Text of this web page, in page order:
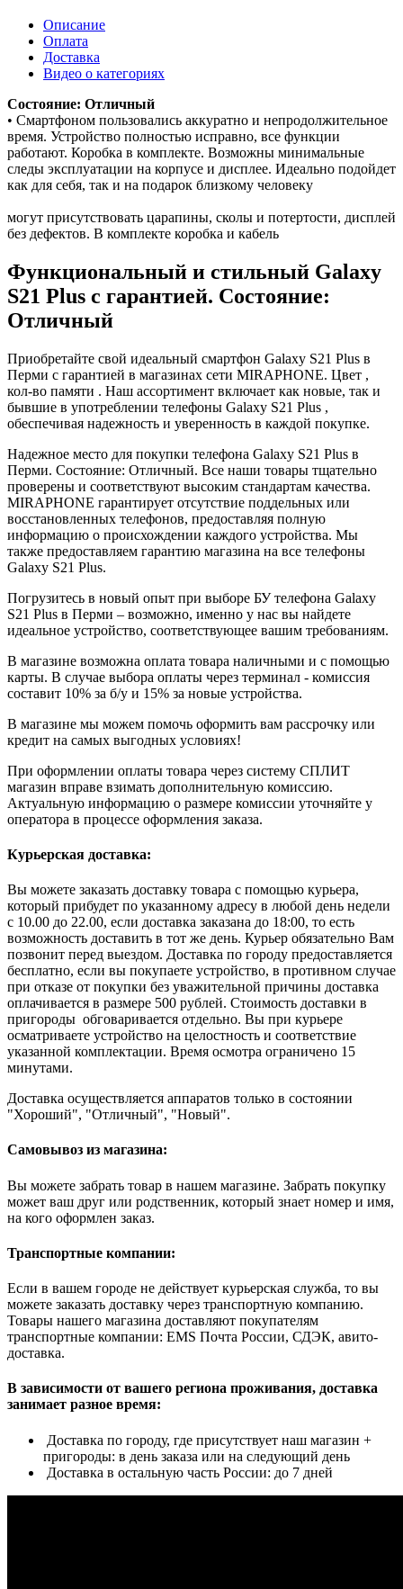
Описание
Оплата
Доставка
Видео о категориях
Состояние: Отличный
• Смартфоном пользовались аккуратно и непродолжительное
время. Устройство полностью исправно, все функции
работают. Коробка в комплекте. Возможны минимальные
следы эксплуатации на корпусе и дисплее. Идеально подойдет
как для себя, так и на подарок близкому человеку
могут присутствовать царапины, сколы и потертости, дисплей
без дефектов. В комплекте коробка и кабель
Функциональный и стильный Galaxy
S21 Plus с гарантией. Состояние:
Отличный
Приобретайте свой идеальный смартфон Galaxy S21 Plus в
Перми с гарантией в магазинах сети MIRAPHONE. Цвет ,
кол-во памяти . Наш ассортимент включает как новые, так и
бывшие в употреблении телефоны Galaxy S21 Plus ,
обеспечивая надежность и уверенность в каждой покупке.
Надежное место для покупки телефона Galaxy S21 Plus в
Перми. Состояние: Отличный. Все наши товары тщательно
проверены и соответствуют высоким стандартам качества.
MIRAPHONE гарантирует отсутствие поддельных или
восстановленных телефонов, предоставляя полную
информацию о происхождении каждого устройства. Мы
также предоставляем гарантию магазина на все телефоны
Galaxy S21 Plus.
Погрузитесь в новый опыт при выборе БУ телефона Galaxy
S21 Plus в Перми – возможно, именно у нас вы найдете
идеальное устройство, соответствующее вашим требованиям.
В магазине возможна оплата товара наличными и с помощью
карты. В случае выбора оплаты через терминал - комиссия
составит 10% за б/у и 15% за новые устройства.
В магазине мы можем помочь оформить вам рассрочку или
кредит на самых выгодных условиях!
При оформлении оплаты товара через систему СПЛИТ
магазин вправе взимать дополнительную комиссию.
Актуальную информацию о размере комиссии уточняйте у
оператора в процессе оформления заказа.
Курьерская доставка:
Вы можете заказать доставку товара с помощью курьера,
который прибудет по указанному адресу в любой день недели
с 10.00 до 22.00, если доставка заказана до 18:00, то есть
возможность доставить в тот же день. Курьер обязательно Вам
позвонит перед выездом. Доставка по городу предоставляется
бесплатно, если вы покупаете устройство, в противном случае
при отказе от покупки без уважительной причины доставка
оплачивается в размере 500 рублей. Стоимость доставки в
пригороды обговаривается отдельно. Вы при курьере
осматриваете устройство на целостность и соответствие
указанной комплектации. Время осмотра ограничено 15
минутами.
Доставка осуществляется аппаратов только в состоянии
"Хороший", "Отличный", "Новый".
Самовывоз из магазина:
Вы можете забрать товар в нашем магазине. Забрать покупку
может ваш друг или родственник, который знает номер и имя,
на кого оформлен заказ.
Транспортные компании:
Если в вашем городе не действует курьерская служба, то вы
можете заказать доставку через транспортную компанию.
Товары нашего магазина доставляют покупателям
транспортные компании: EMS Почта России, СДЭК, авито-
доставка.
В зависимости от вашего региона проживания, доставка
занимает разное время:
Доставка по городу, где присутствует наш магазин +
пригороды: в день заказа или на следующий день
Доставка в остальную часть России: до 7 дней